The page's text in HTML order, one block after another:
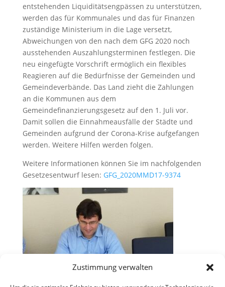
Zustimmung verwalten
entstehenden Liquiditätsengpässen zu unterstützen,
werden das für Kommunales und das für Finanzen
zuständige Ministerium in die Lage versetzt,
Abweichungen von den nach dem GFG 2020 noch
ausstehenden Auszahlungsterminen festlegen. Die
neu eingefügte Vorschrift ermöglich ein flexibles
Reagieren auf die Bedürfnisse der Gemeinden und
Gemeindeverbände. Das Land zieht die Zahlungen
an die Kommunen aus dem
Gemeindefinanzierungsgesetz auf den 1. Juli vor.
Damit sollen die Einnahmeausfälle der Städte und
Gemeinden aufgrund der Corona-Krise aufgefangen
werden. Weitere Hilfen werden folgen.
Weitere Informationen können Sie im nachfolgenden
Gesetzesentwurf lesen: GFG_2020MMD17-9374